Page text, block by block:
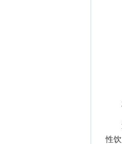
过
性